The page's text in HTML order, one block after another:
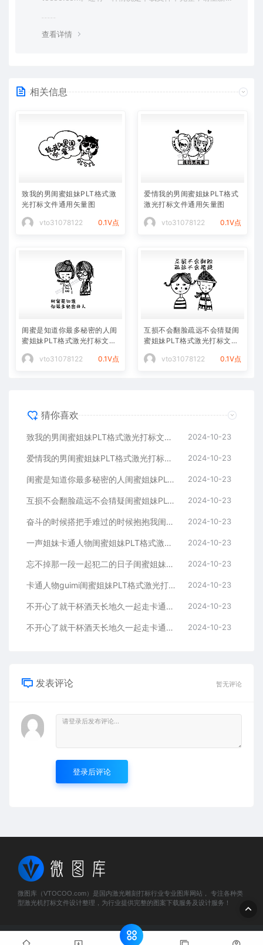
查看详情
相关信息
致我的男闺蜜姐妹PLT格式激
光打标文件通用矢量图
vto31078122 0.1V点
爱情我的男闺蜜姐妹PLT格式
激光打标文件通用矢量图
vto31078122 0.1V点
闺蜜是知道你最多秘密的人闺
蜜姐妹PLT格式激光打标文件
通用矢量图
vto31078122
0.1V点
互损不会翻脸疏远不会猜疑闺
蜜姐妹PLT格式激光打标文件
通用矢量图
vto31078122
0.1V点
猜你喜欢
致我的男闺蜜姐妹PLT格式激光打标文件通用矢量图 2024-10-23
爱情我的男闺蜜姐妹PLT格式激光打标文件通用矢量图 2024-10-23
闺蜜是知道你最多秘密的人闺蜜姐妹PLT格式激光打标文件通用矢量图 2024-10-23
互损不会翻脸疏远不会猜疑闺蜜姐妹PLT格式激光打标文件通用矢量图 2024-10-23
奋斗的时候搭把手难过的时候抱抱我闺蜜姐妹 2024-10-23
一声姐妹卡通人物闺蜜姐妹PLT格式激光打标文件通用矢量图 2024-10-23
忘不掉那一段一起犯二的日子闺蜜姐妹PLT格式激光打标文件通用矢量图 2024-10-23
卡通人物guimi闺蜜姐妹PLT格式激光打标文件通用矢量图 2024-10-23
不开心了就干杯酒天长地久一起走卡通人物闺蜜姐妹 2024-10-23
不开心了就干杯酒天长地久一起走卡通人物闺蜜姐妹 2024-10-23
发表评论 暂无评论
登录后评论
微图库（VTOCOO.com）是国内激光雕刻打标行业专业图库网站， 专注各种类
型激光机打标文件设计整理，为行业提供完整的图案下载服务及设计服务！
© 2023 微图库 - vtocoo.com & Lancer . All rights reserved